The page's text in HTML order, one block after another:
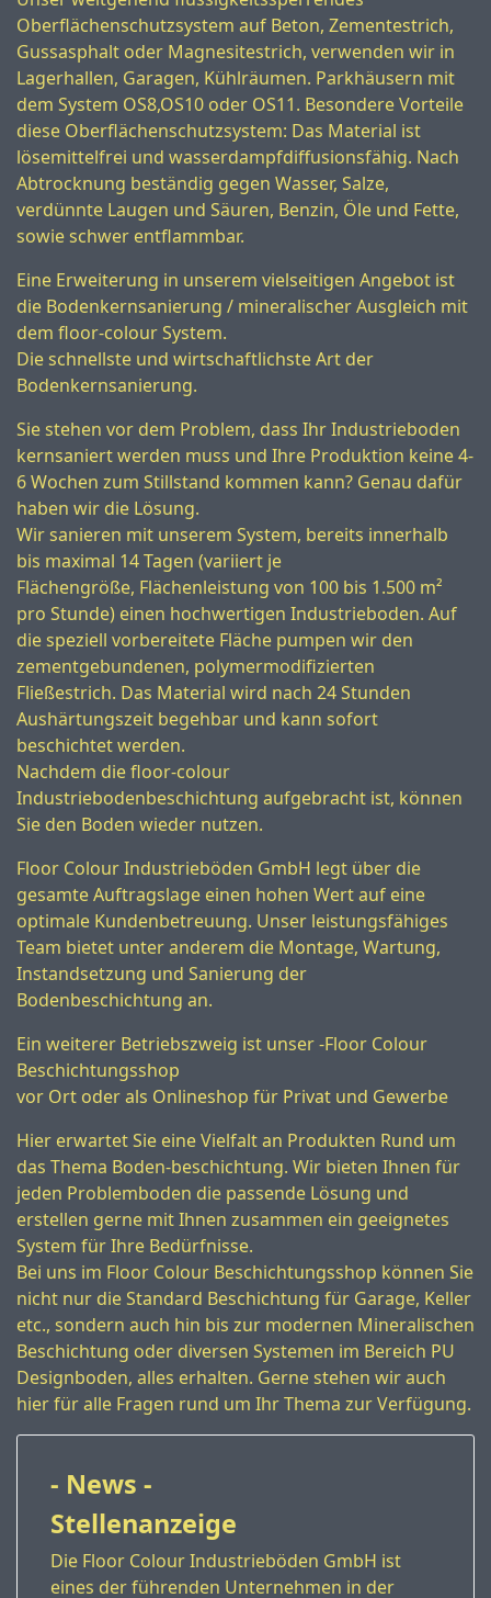
Oberflächenschutzsystem auf Beton, Zementestrich,
Gussasphalt oder Magnesitestrich, verwenden wir in
Lagerhallen, Garagen, Kühlräumen. Parkhäusern mit
dem System OS8,OS10 oder OS11. Besondere Vorteile
diese Oberflächenschutzsystem: Das Material ist
lösemittelfrei und wasserdampfdiffusionsfähig. Nach
Abtrocknung beständig gegen Wasser, Salze,
verdünnte Laugen und Säuren, Benzin, Öle und Fette,
sowie schwer entflammbar.
Eine Erweiterung in unserem vielseitigen Angebot ist
die Bodenkernsanierung / mineralischer Ausgleich mit
dem floor-colour System.
Die schnellste und wirtschaftlichste Art der
Bodenkernsanierung.
Sie stehen vor dem Problem, dass Ihr Industrieboden
kernsaniert werden muss und Ihre Produktion keine 4-
6 Wochen zum Stillstand kommen kann? Genau dafür
haben wir die Lösung.
Wir sanieren mit unserem System, bereits innerhalb
bis maximal 14 Tagen (variiert je
Flächengröße, Flächenleistung von 100 bis 1.500 m²
pro Stunde) einen hochwertigen Industrieboden. Auf
die speziell vorbereitete Fläche pumpen wir den
zementgebundenen, polymermodifizierten
Fließestrich. Das Material wird nach 24 Stunden
Aushärtungszeit begehbar und kann sofort
beschichtet werden.
Nachdem die floor-colour
Industriebodenbeschichtung aufgebracht ist, können
Sie den Boden wieder nutzen.
Floor Colour Industrieböden GmbH legt über die
gesamte Auftragslage einen hohen Wert auf eine
optimale Kundenbetreuung. Unser leistungsfähiges
Team bietet unter anderem die Montage, Wartung,
Instandsetzung und Sanierung der
Bodenbeschichtung an.
Ein weiterer Betriebszweig ist unser -Floor Colour
Beschichtungsshop
vor Ort oder als Onlineshop für Privat und Gewerbe
Hier erwartet Sie eine Vielfalt an Produkten Rund um
das Thema Boden-beschichtung. Wir bieten Ihnen für
jeden Problemboden die passende Lösung und
erstellen gerne mit Ihnen zusammen ein geeignetes
System für Ihre Bedürfnisse.
Bei uns im Floor Colour Beschichtungsshop können Sie
nicht nur die Standard Beschichtung für Garage, Keller
etc., sondern auch hin bis zur modernen Mineralischen
Beschichtung oder diversen Systemen im Bereich PU
Designboden, alles erhalten. Gerne stehen wir auch
hier für alle Fragen rund um Ihr Thema zur Verfügung.
- News -
Stellenanzeige
Die Floor Colour Industrieböden GmbH ist
eines der führenden Unternehmen in der